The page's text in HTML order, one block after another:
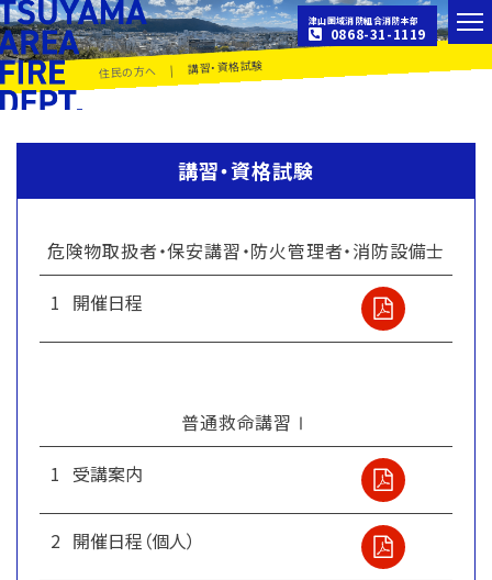
津山圏域消防組合消防本部
0868-31-1119
住民の方へ | 講習・資格試験
講習・資格試験
危険物取扱者・保安講習・防火管理者・消防設備士
1 開催日程
普通救命講習Ⅰ
1 受講案内
2 開催日程（個人）